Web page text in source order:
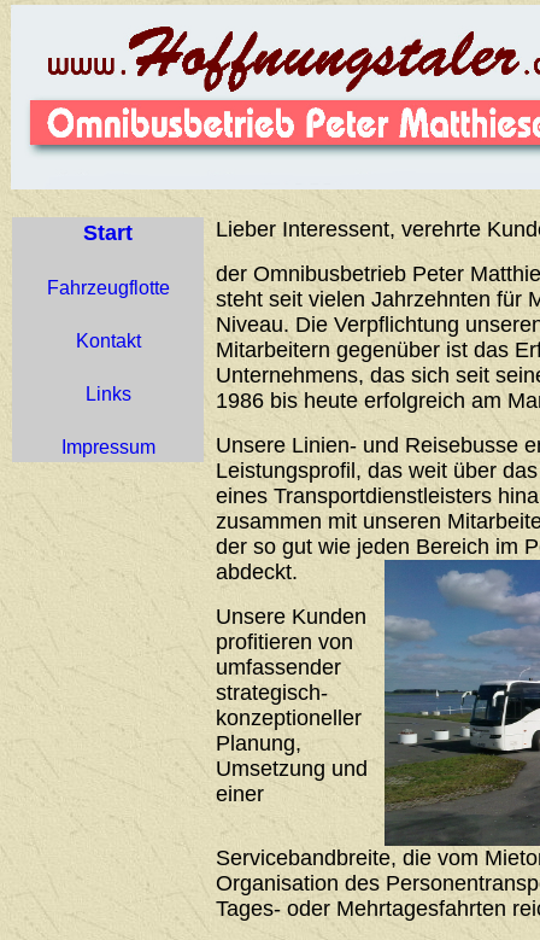
Start
Fahrzeugflotte
Kontakt
Links
Impressum
Lieber Interessent, verehrte
der Omnibusbetrieb Peter
steht seit vielen Jahrzehnten für
Niveau. Die Verpflichtung
Mitarbeitern gegenüber ist das
Unternehmens, das sich seit
1986 bis heute erfolgreich am
Unsere Linien- und Reisebusse
Leistungsprofil, das weit über
eines Transportdienstleisters
zusammen mit unseren
der so gut wie jeden Bereich im
abdeckt.
Unsere Kunden
profitieren von
umfassender
strategisch-
konzeptioneller
Planung,
Umsetzung und
einer
Servicebandbreite, die vom
Organisation des
Tages- oder Mehrtagesfahrten